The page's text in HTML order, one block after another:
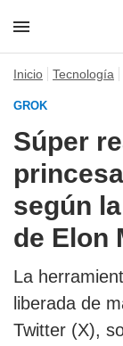
Inicio Tecnología
GROK
Súper
según
de Elon
La
liberada de
Twitter (X),